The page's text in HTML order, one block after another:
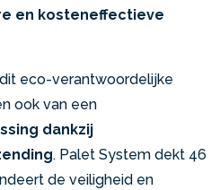
en kosteneffectieve
eco-verantwoordelijke
ook van een
dankzij
. Palet System dekt 46
de veiligheid en